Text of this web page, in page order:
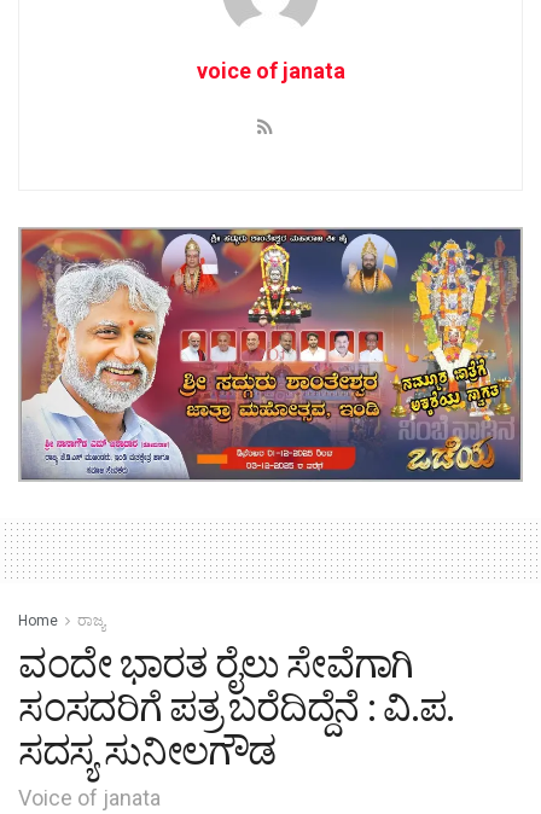
voice of janata
Home ರಾಜ್ಯ
ವಂದೇ ಭಾರತ ರೈಲು ಸೇವೆಗಾಗಿ
ಸಂಸದರಿಗೆ ಪತ್ರ ಬರೆದಿದ್ದೆನೆ : ವಿ.ಪ.
ಸದಸ್ಯ ಸುನೀಲಗೌಡ
Voice of janata